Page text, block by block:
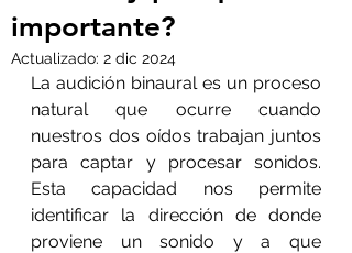
importante?
Actualizado: 2 dic 2024
La audición binaural es un proceso
natural que ocurre cuando
nuestros dos oídos trabajan juntos
para captar y procesar sonidos.
Esta capacidad nos permite
identificar la dirección de donde
proviene un sonido y a que